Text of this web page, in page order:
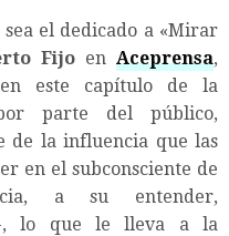
el dedicado a «Mirar
FijoenAceprensa,
este capítulo de la
parte del público,
de la influencia que las
en el subconsciente de
a su entender,
, lo que le lleva a la